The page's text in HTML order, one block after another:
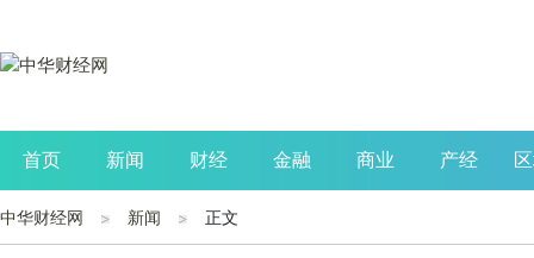
首页 新闻 财经 金融 商业 产经
公司 生活 读书
中华财经网 新闻 正文